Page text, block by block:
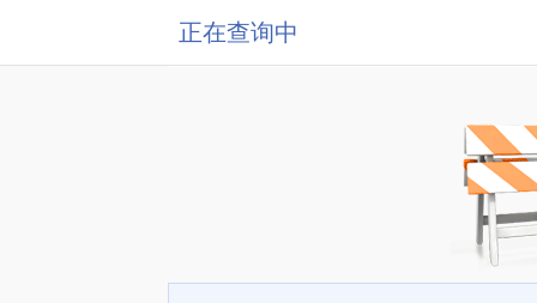
正在查询中